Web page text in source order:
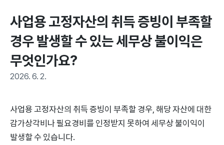
사업용 고정자산의 취득 증빙이 부족할
경우 발생할 수 있는 세무상 불이익은
무엇인가요?
2026. 6. 2.
사업용 고정자산의 취득 증빙이 부족할 경우, 해당 자산에 대한
감가상각비나 필요경비를 인정받지 못하여 세무상 불이익이
발생할 수 있습니다.